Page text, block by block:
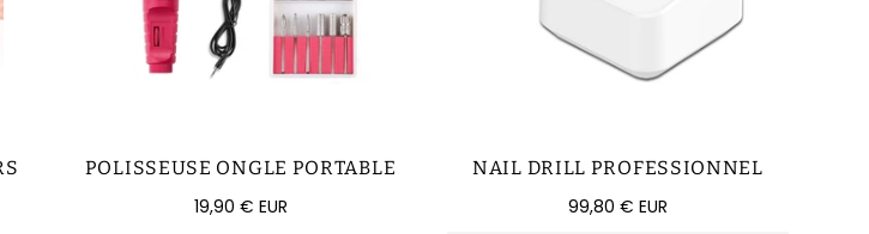
POLISSEUSE ONGLE PORTABLE
Prix
19,90 € EUR
NAIL DRILL PROFESSIONNEL
Prix
99,80 € EUR